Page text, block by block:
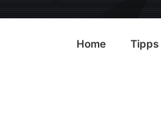
Home Tipps